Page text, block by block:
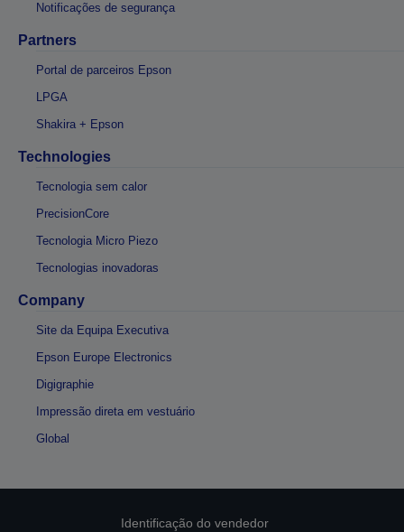
Notificações de segurança
Partners
Portal de parceiros Epson
LPGA
Shakira + Epson
Technologies
Tecnologia sem calor
PrecisionCore
Tecnologia Micro Piezo
Tecnologias inovadoras
Company
Site da Equipa Executiva
Epson Europe Electronics
Digigraphie
Impressão direta em vestuário
Global
Identificação do vendedor